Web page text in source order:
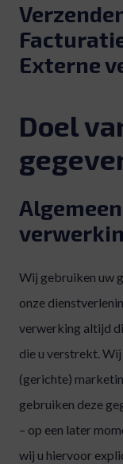
Externe
Doel
Wij gebruiken uw
onze
verwerking altijd
die u verstrekt.
(gerichte)
gebruiken deze
– op een later
wij u hiervoor